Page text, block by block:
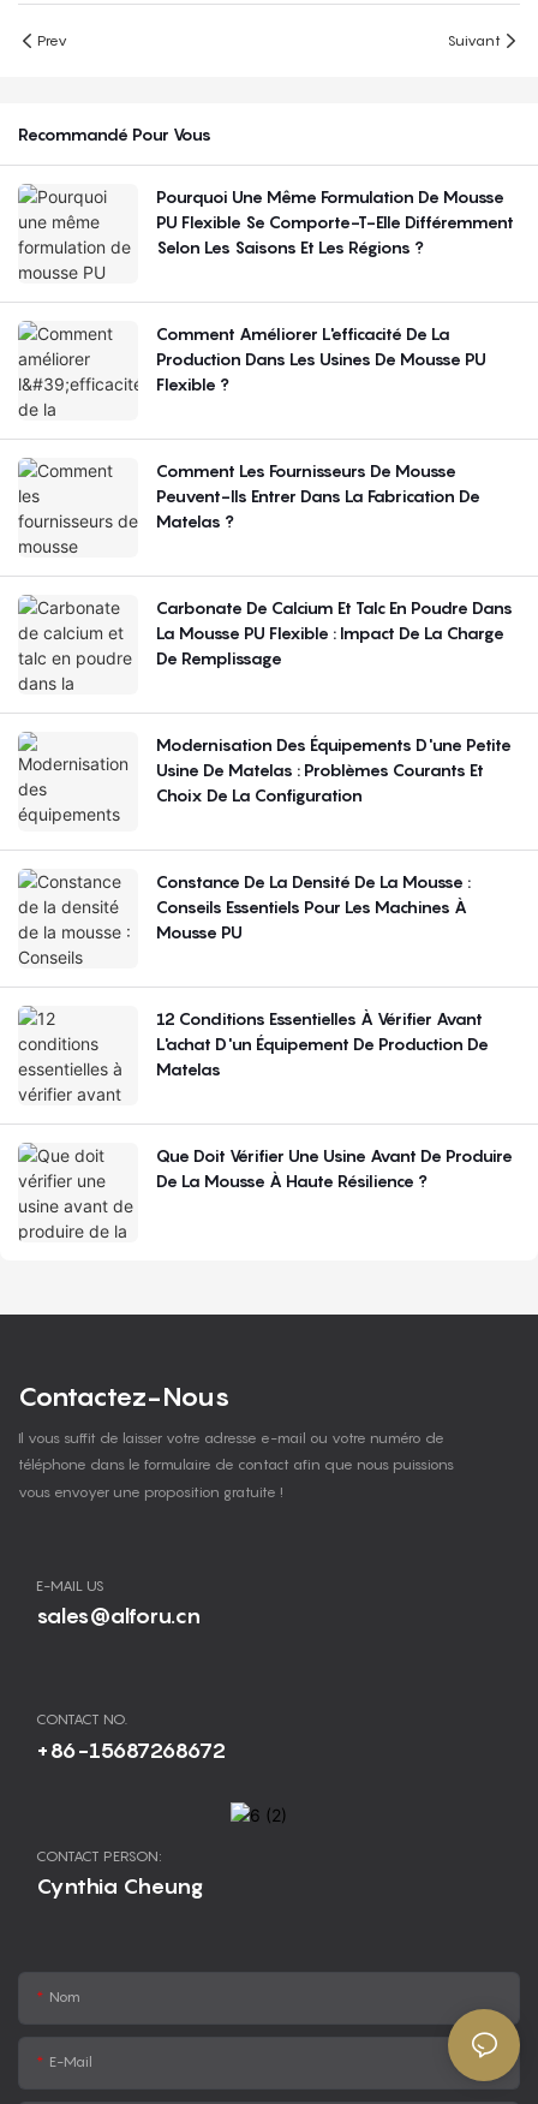
Prev Suivant
Recommandé Pour Vous
Pourquoi Une Même Formulation De Mousse
PU Flexible Se Comporte-T-Elle Différemment
Selon Les Saisons Et Les Régions ?
Comment Améliorer L'efficacité De La
Production Dans Les Usines De Mousse PU
Flexible ?
Comment Les Fournisseurs De Mousse
Peuvent-Ils Entrer Dans La Fabrication De
Matelas ?
Carbonate De Calcium Et Talc En Poudre Dans
La Mousse PU Flexible : Impact De La Charge
De Remplissage
Modernisation Des Équipements D'une Petite
Usine De Matelas : Problèmes Courants Et
Choix De La Configuration
Constance De La Densité De La Mousse :
Conseils Essentiels Pour Les Machines À
Mousse PU
12 Conditions Essentielles À Vérifier Avant
L'achat D'un Équipement De Production De
Matelas
Que Doit Vérifier Une Usine Avant De Produire
De La Mousse À Haute Résilience ?
Contactez-Nous
Il vous suffit de laisser votre adresse e-mail ou votre numéro de
téléphone dans le formulaire de contact afin que nous puissions
vous envoyer une proposition gratuite !
E-MAIL US
sales@alforu.cn
CONTACT NO.
+86-15687268672
CONTACT PERSON:
Cynthia Cheung
Nom
E-Mail